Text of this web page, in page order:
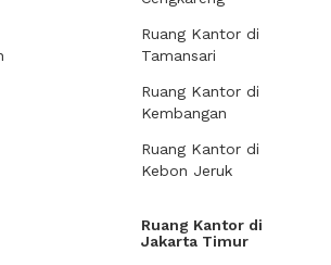
Ruang Kantor di
Tamansari
Ruang Kantor di
Kembangan
Ruang Kantor di
Kebon Jeruk
Ruang Kantor di
Jakarta Timur